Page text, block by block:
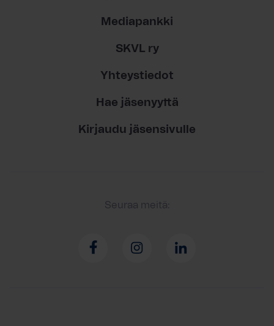
Mediapankki
SKVL ry
Yhteystiedot
Hae jäsenyyttä
Kirjaudu jäsensivulle
Seuraa meitä: